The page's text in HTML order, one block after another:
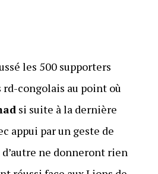
les 500 supporters
congolais au point où
si suite à la dernière
appui par un geste de
ne donneront rien